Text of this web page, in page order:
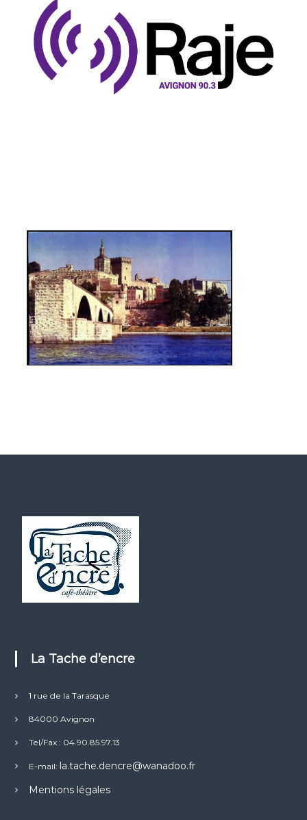
La Tache d’encre
1 rue de la Tarasque
84000 Avignon
Tel/Fax : 04.90.85.97.13
E-mail: la.tache.dencre@wanadoo.fr
Mentions légales